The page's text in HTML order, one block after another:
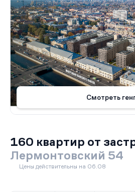
Смотреть
160 квартир от
Лермонтовский 54
Цены действительны на 06.08